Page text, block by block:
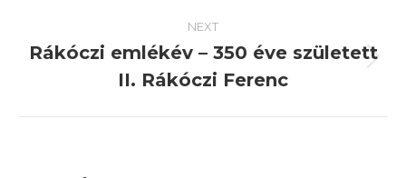
NEXT
post:
Rákóczi emlékév – 350 éve született
II. Rákóczi Ferenc